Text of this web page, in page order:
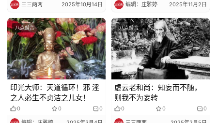
物
寺
院
巡
礼
视
频
三三两两 2025年10月14日 编辑：庄雅婷 2025年11月2日
八点僧音
印光大师：天道循环！邪 淫
之人必生不贞洁之儿女！
0 0 0
八点僧音
虚云老和尚：知妄而不随，
则我不为妄转
0 0 0